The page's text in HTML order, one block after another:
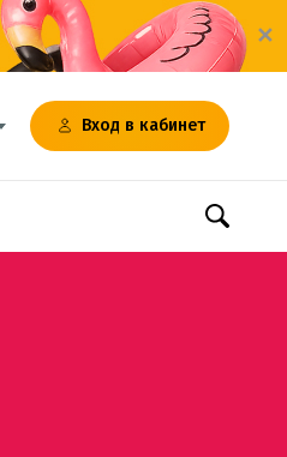
✕
Вход в кабинет